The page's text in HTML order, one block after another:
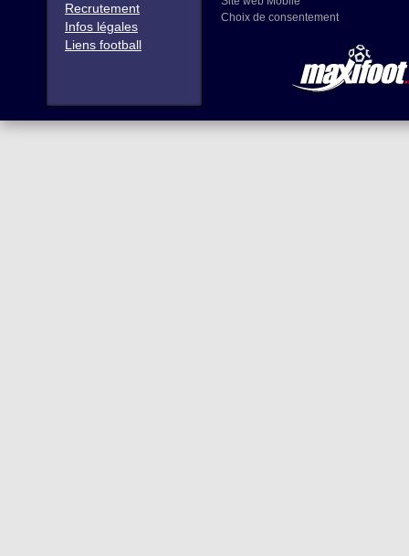
Recrutement
Infos légales
Liens football
Choix de consentement